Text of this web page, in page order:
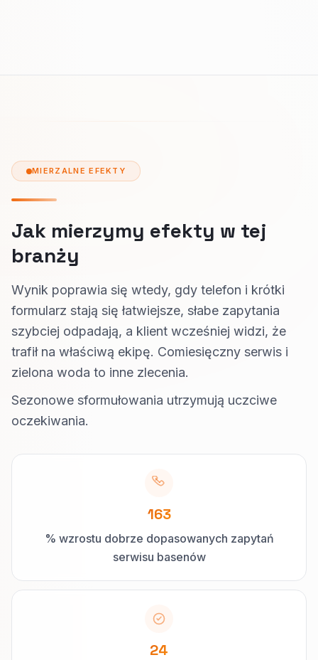
MIERZALNE EFEKTY
Jak mierzymy efekty w tej
branży
Wynik poprawia się wtedy, gdy telefon i krótki
formularz stają się łatwiejsze, słabe zapytania
szybciej odpadają, a klient wcześniej widzi, że
trafił na właściwą ekipę. Comiesięczny serwis i
zielona woda to inne zlecenia.
Sezonowe sformułowania utrzymują uczciwe
oczekiwania.
163
% wzrostu dobrze dopasowanych zapytań
serwisu basenów
24